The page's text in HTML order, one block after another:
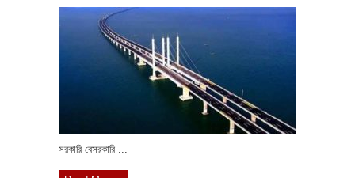
সরকারি-বেসরকারি ...